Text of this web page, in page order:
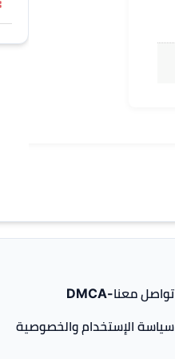
تواصل معنا-DMCA
سياسة الإستخدام والخصوصية